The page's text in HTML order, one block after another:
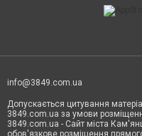
info@3849.com.ua
Допускається цитування
3849.com.ua за умови
3849.com.ua - Сайт міста
обов'язкове розміщення